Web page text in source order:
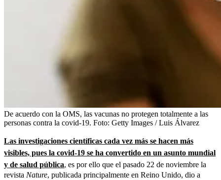
De acuerdo con la OMS, las vacunas no protegen totalmente a las
personas contra la covid-19. Foto: Getty Images / Luis Álvarez
Las investigaciones científicas cada vez más se hacen más
visibles, pues la covid-19 se ha convertido en un asunto mundial
y de salud pública, es por ello que el pasado 22 de noviembre la
revista Nature, publicada principalmente en Reino Unido, dio a